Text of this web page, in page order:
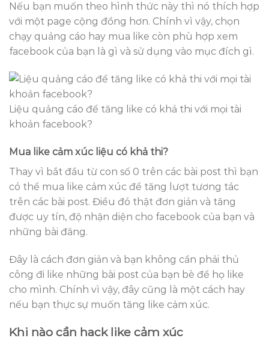
Nếu bạn muốn theo hình thức này thì nó thích hợp
với một page cộng đồng hơn. Chính vì vậy, chọn
chạy quảng cáo hay mua like còn phù hợp xem
facebook của bạn là gì và sử dụng vào mục đích gì.
Liệu quảng cáo để tăng like có khả thi với mọi tài
khoản facebook?
Mua like cảm xúc liệu có khả thi?
Thay vì bắt đầu từ con số 0 trên các bài post thì bạn
có thể mua like cảm xúc để tăng lượt tương tác
trên các bài post. Điều đó thật đơn giản và tăng
được uy tín, độ nhận diện cho facebook của bạn và
những bài đăng.
Đây là cách đơn giản và bạn không cần phải thủ
công đi like những bài post của bạn bè để họ like
cho mình. Chính vì vậy, đây cũng là một cách hay
nếu bạn thực sự muốn tăng like cảm xúc.
Khi nào cần hack like cảm xúc